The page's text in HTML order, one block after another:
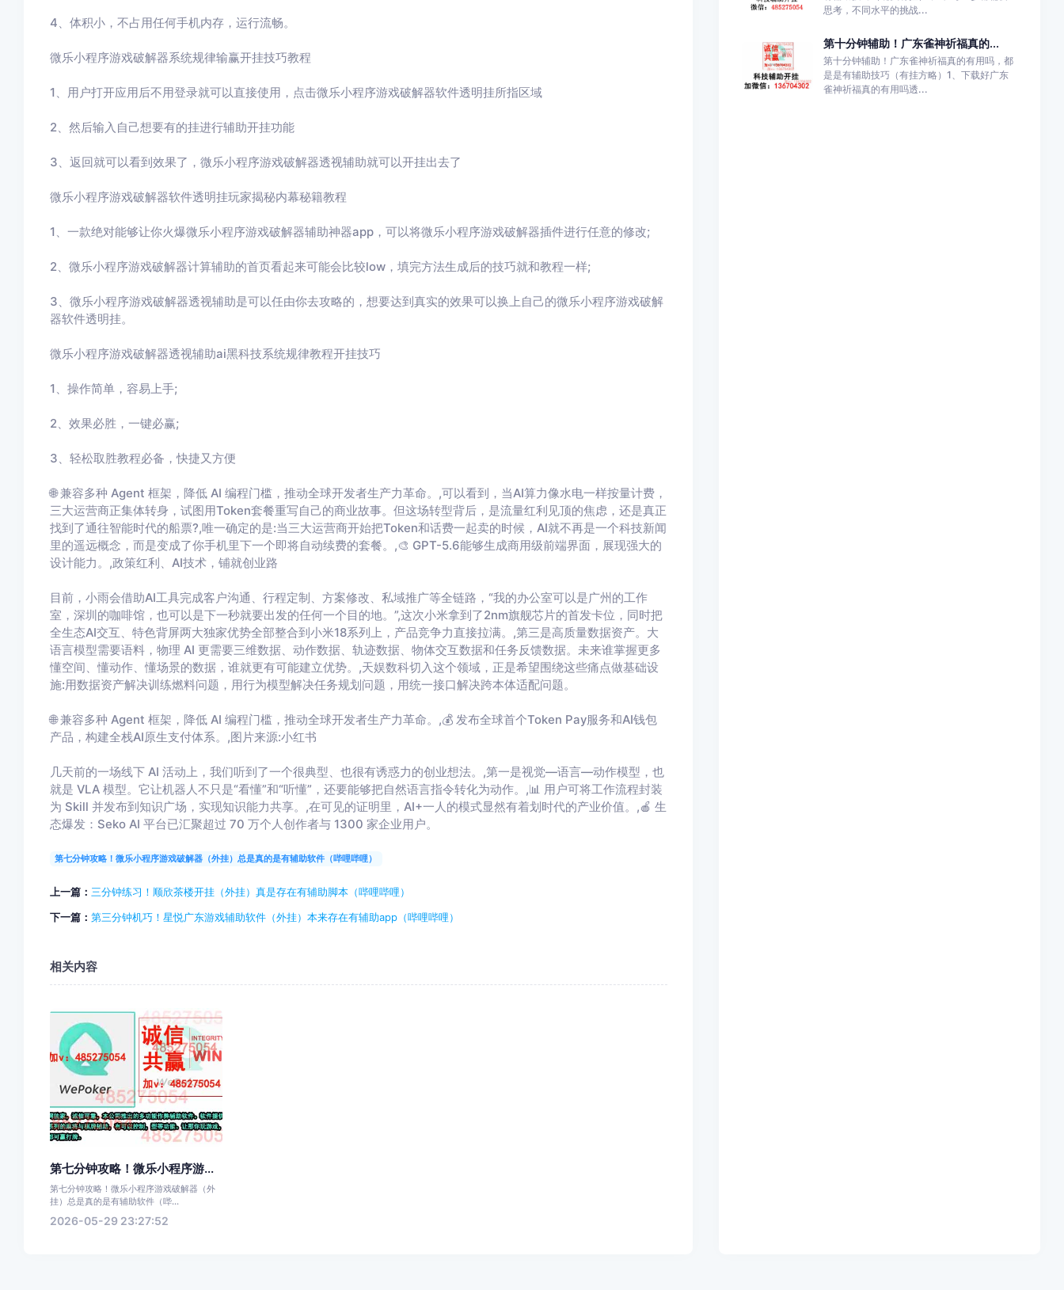
4、体积小，不占用任何手机内存，运行流畅。
微乐小程序游戏破解器系统规律输赢开挂技巧教程
1、用户打开应用后不用登录就可以直接使用，点击微乐小程序游戏破解器软件透明挂所指区域
2、然后输入自己想要有的挂进行辅助开挂功能
3、返回就可以看到效果了， 微乐小程序游戏破解器透视辅助就可以开挂出去了
微乐小程序游戏破解器软件透明挂玩家揭秘内幕秘籍教程
1、一款绝对能够让你火爆微乐小程序游戏破解器辅助神器app，可以将微乐小程序游戏破解器插件进行任意的修改;
2、 微乐小程序游戏破解器计算辅助的首页看起来可能会比较low，填完方法生成后的技巧就和教程一样;
3、 微乐小程序游戏破解器透视辅助是可以任由你去攻略的，想要达到真实的效果可以换上自己的微乐小程序游戏破解
器软件透明挂。
微乐小程序游戏破解器透视辅助ai黑科技系统规律教程开挂技巧
1、操作简单，容易上手;
2、效果必胜，一键必赢;
3、轻松取胜教程必备，快捷又方便
🌐 兼容多种 Agent 框架，降低 AI 编程门槛，推动全球开发者生产力革命。,可以看到，当AI算力像水电一样按量计费，
三大运营商正集体转身，试图用Token套餐重写自己的商业故事。但这场转型背后，是流量红利见顶的焦虑，还是真正
找到了通往智能时代的船票?,唯一确定的是:当三大运营商开始把Token和话费一起卖的时候，AI就不再是一个科技新闻
里的遥远概念，而是变成了你手机里下一个即将自动续费的套餐。,🎨 GPT-5.6能够生成商用级前端界面，展现强大的
设计能力。,政策红利、AI技术，铺就创业路
目前，小雨会借助AI工具完成客户沟通、行程定制、方案修改、私域推广等全链路，“我的办公室可以是广州的工作
室，深圳的咖啡馆，也可以是下一秒就要出发的任何一个目的地。”,这次小米拿到了2nm旗舰芯片的首发卡位，同时把
全生态AI交互、特色背屏两大独家优势全部整合到小米18系列上，产品竞争力直接拉满。,第三是高质量数据资产。大
语言模型需要语料，物理 AI 更需要三维数据、动作数据、轨迹数据、物体交互数据和任务反馈数据。未来谁掌握更多
懂空间、懂动作、懂场景的数据，谁就更有可能建立优势。,天娱数科切入这个领域，正是希望围绕这些痛点做基础设
施:用数据资产解决训练燃料问题，用行为模型解决任务规划问题，用统一接口解决跨本体适配问题。
🌐 兼容多种 Agent 框架，降低 AI 编程门槛，推动全球开发者生产力革命。,💰 发布全球首个Token Pay服务和AI钱包
产品，构建全栈AI原生支付体系。,图片来源:小红书
几天前的一场线下 AI 活动上，我们听到了一个很典型、也很有诱惑力的创业想法。,第一是视觉—语言—动作模型，也
就是 VLA 模型。它让机器人不只是“看懂”和“听懂”，还要能够把自然语言指令转化为动作。,📊 用户可将工作流程封装
为 Skill 并发布到知识广场，实现知识能力共享。,在可见的证明里，AI+一人的模式显然有着划时代的产业价值。,🍎 生
态爆发：Seko AI 平台已汇聚超过 70 万个人创作者与 1300 家企业用户。
第七分钟攻略！微乐小程序游戏破解器（外挂）总是真的是有辅助软件（哔哩哔哩）
上一篇： 三分钟练习！顺欣茶楼开挂（外挂）真是存在有辅助脚本（哔哩哔哩）
下一篇： 第三分钟机巧！星悦广东游戏辅助软件（外挂）本来存在有辅助app（哔哩哔哩）
相关内容
第七分钟攻略！微乐小程序游...
第七分钟攻略！微乐小程序游戏破解器（外
挂）总是真的是有辅助软件（哔...
2026-05-29 23:27:52
思考，不同水平的挑战...
第十分钟辅助！广东雀神祈福真的...
第十分钟辅助！广东雀神祈福真的有用吗，都
是是有辅助技巧（有挂方略）1、下载好广东
雀神祈福真的有用吗透...